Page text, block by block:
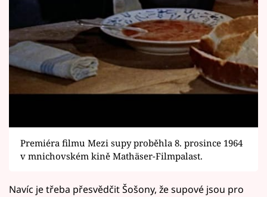
Premiéra filmu Mezi supy proběhla 8. prosince 1964
v mnichovském kině Mathäser-Filmpalast.
Navíc je třeba přesvědčit Šošony, že supové jsou pro